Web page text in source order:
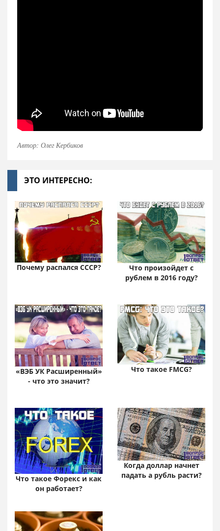
Автор: Олег Кербиков
ЭТО ИНТЕРЕСНО:
Почему распался СССР?
Что произойдет с
рублем в 2016 году?
«ВЭБ УК Расширенный»
- что это значит?
Что такое FMCG?
Что такое Форекс и как
он работает?
Когда доллар начнет
падать а рубль расти?